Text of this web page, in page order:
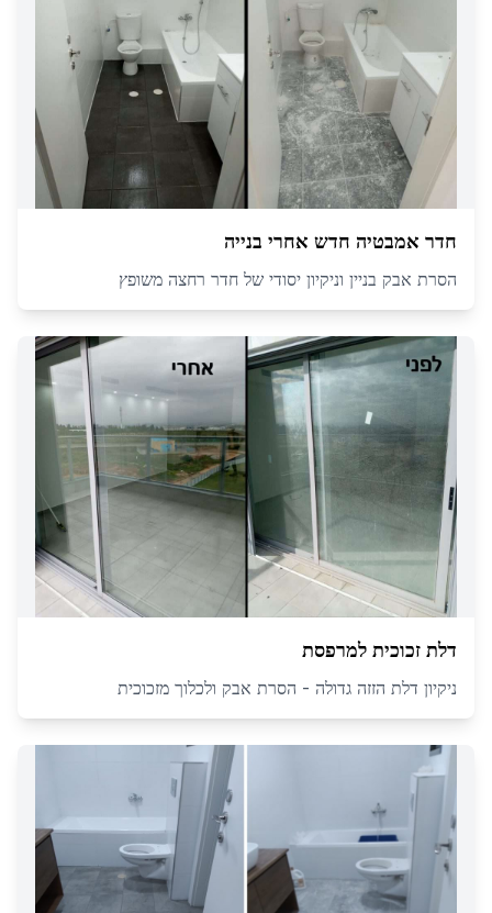
חדר אמבטיה חדש אחרי בנייה
הסרת אבק בניין וניקיון יסודי של חדר רחצה משופץ
דלת זכוכית למרפסת
ניקיון דלת הזזה גדולה - הסרת אבק ולכלוך מזכוכית